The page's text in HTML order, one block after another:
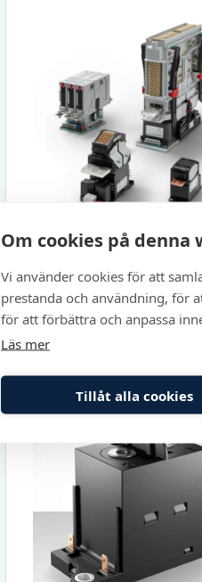
Kontaktorer
ÖVERSIKT
Visa produkt
Om cookies på denna
Vi använder cookies för att
prestanda och användning, för
för att förbättra och anpassa
Läs mer
Tillåt alla cookies